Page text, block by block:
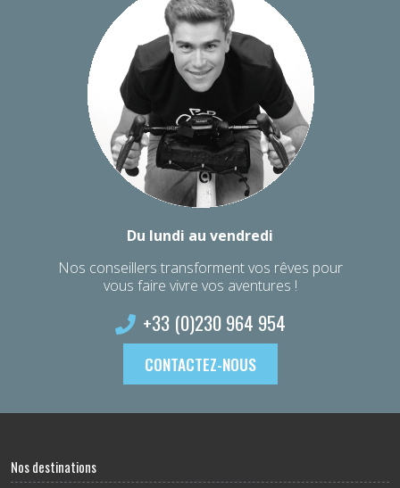
Du lundi au vendredi
Nos conseillers transforment vos rêves pour
vous faire vivre vos aventures !
+33 (0)230 964 954
CONTACTEZ-NOUS
Nos destinations